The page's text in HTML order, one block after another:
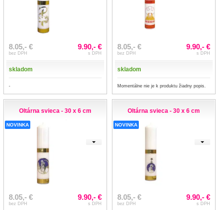
8.05,- €
bez DPH
9.90,- €
s DPH
skladom
-
8.05,- €
bez DPH
9.90,- €
s DPH
skladom
Momentálne nie je k produktu žiadny popis.
Oltárna svieca - 30 x 6 cm
NOVINKA
8.05,- €
bez DPH
9.90,- €
s DPH
Oltárna svieca - 30 x 6 cm
NOVINKA
8.05,- €
bez DPH
9.90,- €
s DPH